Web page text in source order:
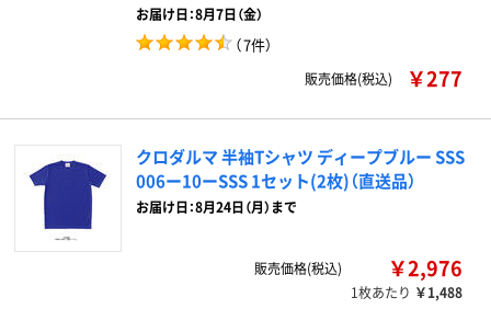
お届け日：8月7日（金）
（7件）
販売価格(税込) ￥277
クロダルマ 半袖Tシャツ ディープブルー SSS
006ー10ーSSS 1セット(2枚)（直送品）
お届け日：8月24日（月）まで
販売価格(税込) ￥2,976
1枚あたり ￥1,488